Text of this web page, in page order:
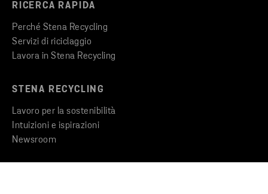
RICERCA RAPIDA
Perché Stena Recycling
Servizi di riciclaggio
Lavora in Stena Recycling
STENA RECYCLING
Lavoro per la sostenibilità
Intuizioni e ispirazioni
Newsroom